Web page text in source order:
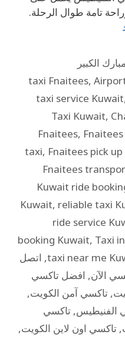
تامة طوال الرحلة.
الكبير
,
taxi service Kuwait
Taxi Kuwait,
Fnaitees,
taxi, Fnaitees pick
Fnaitees
Kuwait ride
Kuwait, reliable taxi
ride service
booking Kuwait, Taxi
taxi near me
, اتصل
الآن, افضل تاكسي
, تاكسي آمن الكويت,
الفنيطيس, تاكسي
, تاكسي اون لاين الكويت,